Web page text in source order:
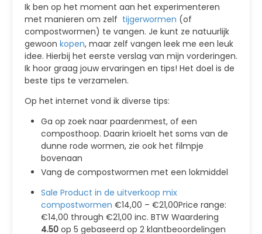
Ik ben op het moment aan het experimenteren
met manieren om zelf tijgerwormen (of
compostwormen) te vangen. Je kunt ze natuurlijk
gewoon kopen, maar zelf vangen leek me een leuk
idee. Hierbij het eerste verslag van mijn vorderingen.
Ik hoor graag jouw ervaringen en tips! Het doel is de
beste tips te verzamelen.
Op het internet vond ik diverse tips:
Ga op zoek naar paardenmest, of een
composthoop. Daarin krioelt het soms van de
dunne rode wormen, zie ook het filmpje
bovenaan
Vang de compostwormen met een lokmiddel
Sale Product in de uitverkoop mix
compostwormen €14,00 – €21,00Price range:
€14,00 through €21,00 inc. BTW Waardering
4.50 op 5 gebaseerd op 2 klantbeoordelingen